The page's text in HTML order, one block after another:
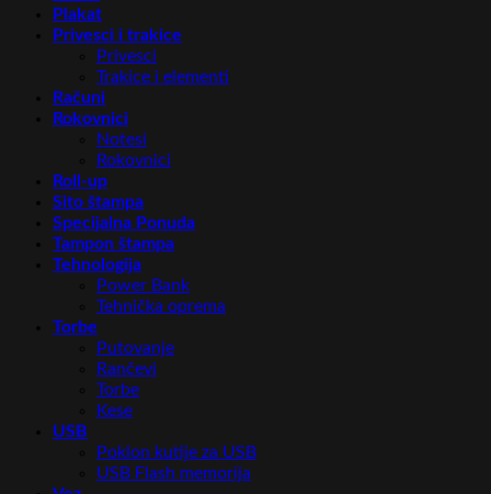
Plakat
Privesci i trakice
Privesci
Trakice i elementi
Računi
Rokovnici
Notesi
Rokovnici
Roll-up
Sito štampa
Specijalna Ponuda
Tampon štampa
Tehnologija
Power Bank
Tehnička oprema
Torbe
Putovanje
Rančevi
Torbe
Kese
USB
Poklon kutije za USB
USB Flash memorija